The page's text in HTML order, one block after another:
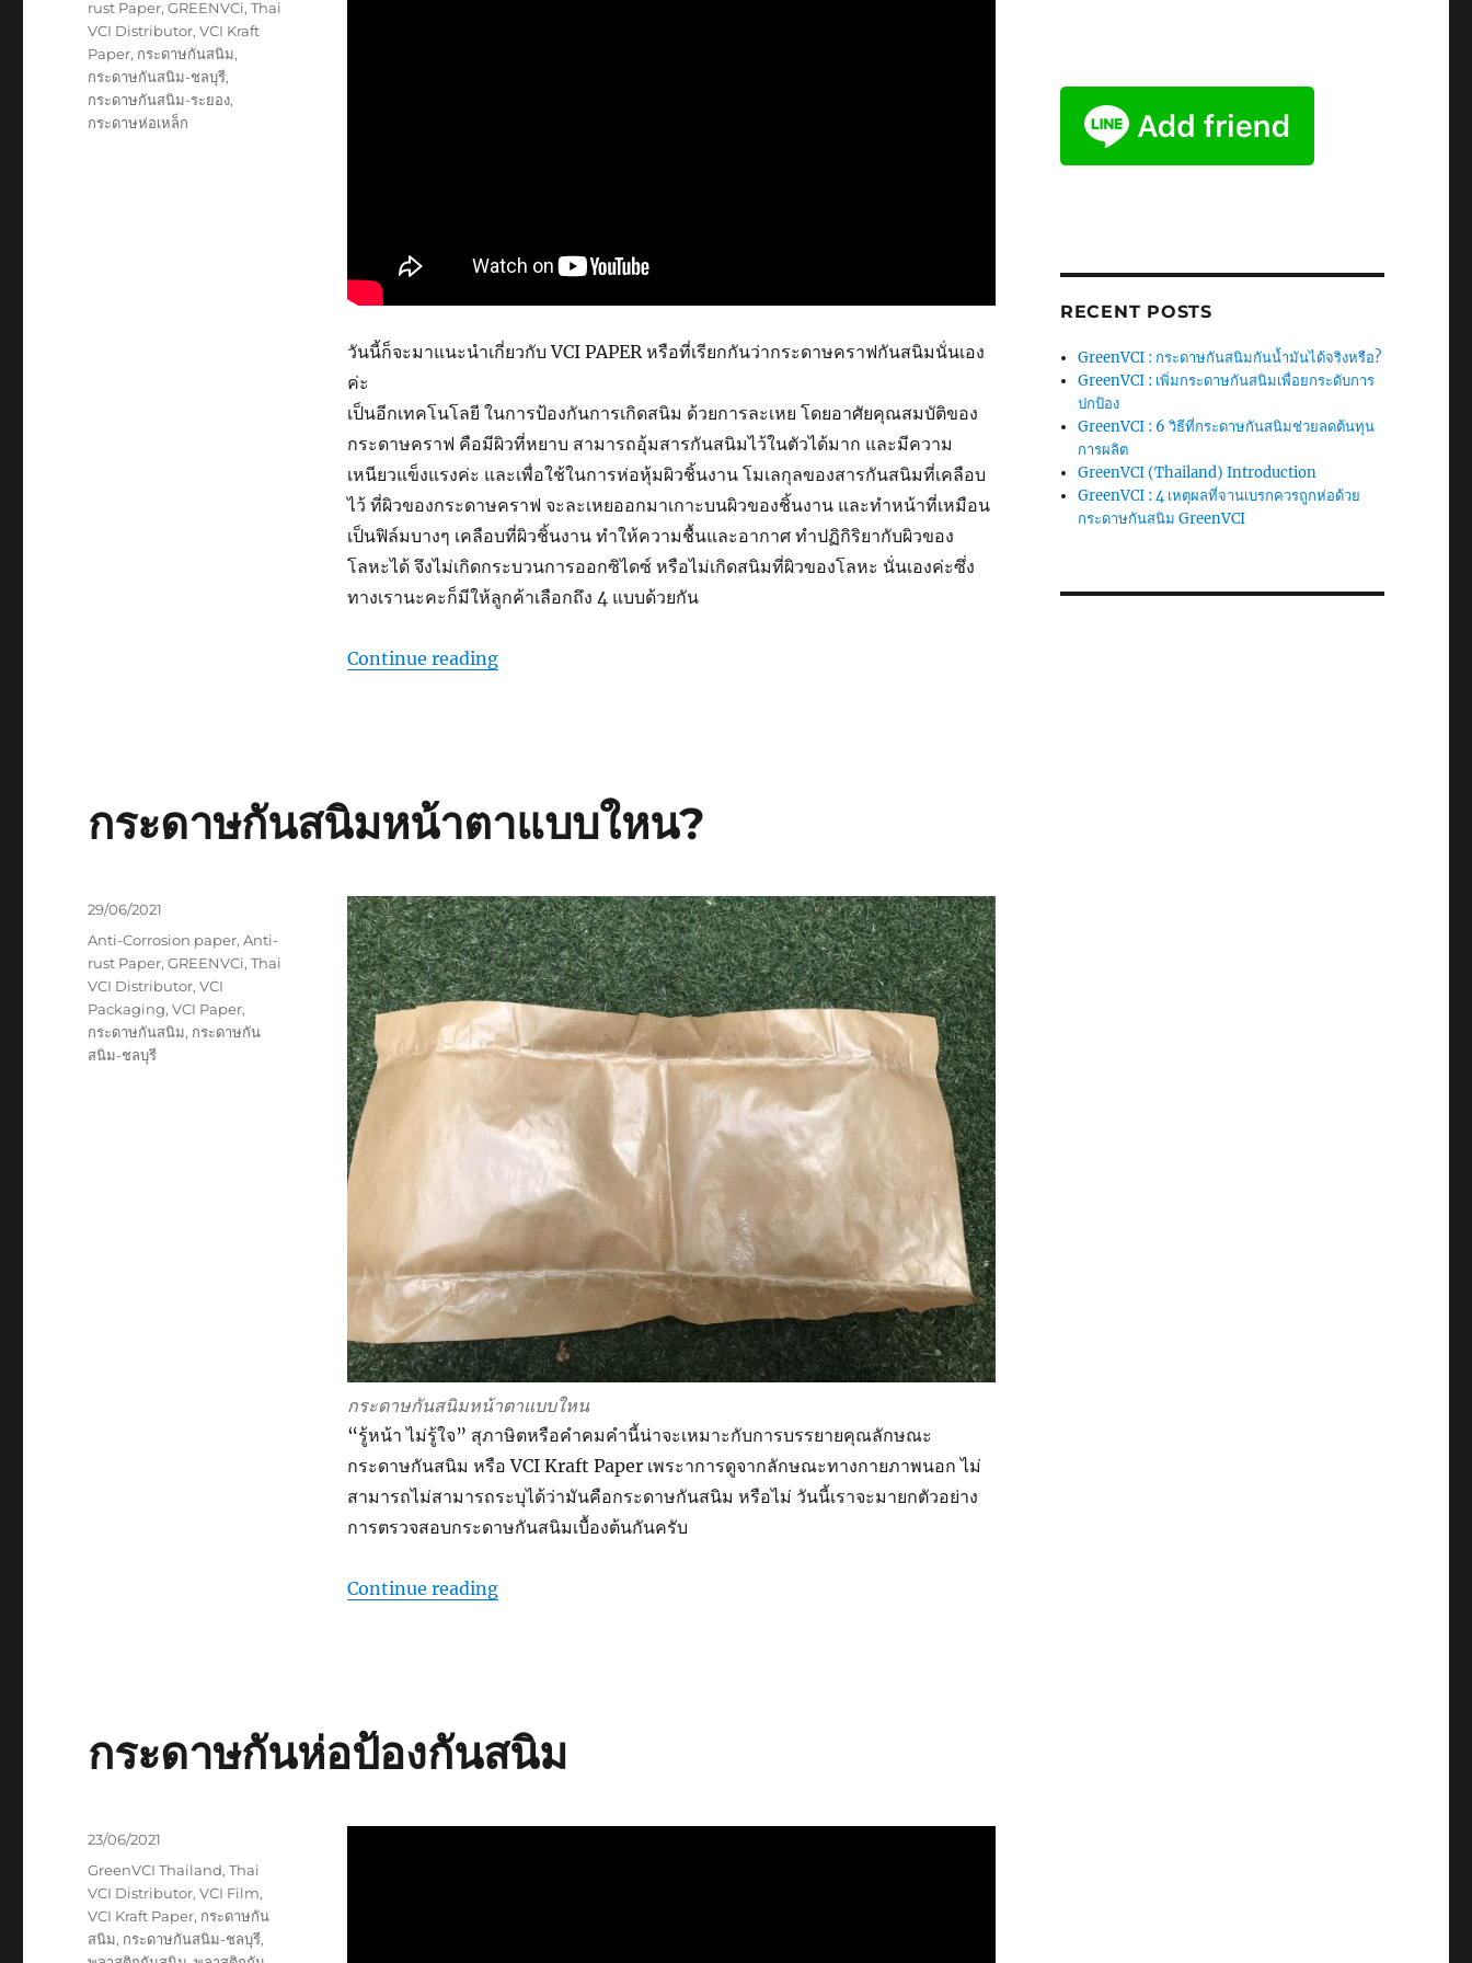
วันนี้ก็จะมาแนะนำเกี่ยวกับ VCI PAPER หรือที่เรียกกันว่ากระดาษคราฟกันสนิมนั่นเอง
ค่ะ
เป็นอีกเทคโนโลยี ในการป้องกันการเกิดสนิม ด้วยการละเหย โดยอาศัยคุณสมบัติของ
กระดาษคราฟ คือมีผิวที่หยาบ สามารถอุ้มสารกันสนิมไว้ในตัวได้มาก และมีความ
เหนียวแข็งแรงค่ะ และเพื่อใช้ในการห่อหุ้มผิวชิ้นงาน โมเลกุลของสารกันสนิมที่เคลือบ
ไว้ ที่ผิวของกระดาษคราฟ จะละเหยออกมาเกาะบนผิวของชิ้นงาน และทำหน้าที่เหมือน
เป็นฟิล์มบางๆ เคลือบที่ผิวชิ้นงาน ทำให้ความชื้นและอากาศ ทำปฏิกิริยากับผิวของ
โลหะได้ จึงไม่เกิดกระบวนการออกซิไดซ์ หรือไม่เกิดสนิมที่ผิวของโลหะ นั่นเองค่ะซึ่ง
ทางเรานะคะก็มีให้ลูกค้าเลือกถึง 4 แบบด้วยกัน
Continue reading“กระดาษกันสนิมมีกี่ชนิด”
rust Paper,GREENVCi,Thai
VCI Distributor,VCI Kraft
Paper, กระดาษกันสนิม,
กระดาษกันสนิม-ชลบุรี,
กระดาษกันสนิม-ระยอง,
กระดาษห่อเหล็ก
กระดาษกันสนิมหน้าตาแบบใหน?
กระดาษกันสนิมหน้าตาแบบใหน
“รู้หน้า ไม่รู้ใจ” สุภาษิตหรือคำคมคำนี้น่าจะเหมาะกับการบรรยายคุณลักษณะ
กระดาษกันสนิม หรือ VCI Kraft Paper เพระาการดูจากลักษณะทางกายภาพนอก ไม่
สามารถไม่สามารถระบุได้ว่ามันคือกระดาษกันสนิม หรือไม่ วันนี้เราจะมายกตัวอย่าง
การตรวจสอบกระดาษกันสนิมเบื้องต้นกันครับ
Continue reading“กระดาษกันสนิมหน้าตาแบบใหน?”
Posted
29/06/2021
Tags
Anti-Corrosion paper,Anti-
rust Paper,GREENVCi,Thai
VCI Distributor,VCI
Packaging,VCI Paper,
กระดาษกันสนิม, กระดาษกัน
สนิม-ชลบุรี
กระดาษกันห่อป้องกันสนิม
Posted
23/06/2021
Tags
GreenVCI Thailand,Thai
VCI Distributor,VCI Film,
VCI Kraft Paper, กระดาษกัน
สนิม, กระดาษกันสนิม-ชลบุรี,
RECENT POSTS
GreenVCI : กระดาษกันสนิมกันน้ำมันได้จริงหรือ?
GreenVCI : เพิ่มกระดาษกันสนิมเพื่อยกระดับการ
ปกป้อง
GreenVCI : 6 วิธีที่กระดาษกันสนิมช่วยลดต้นทุน
การผลิต
GreenVCI (Thailand) Introduction
GreenVCI : 4 เหตุผลที่จานเบรกควรถูกห่อด้วย
กระดาษกันสนิม GreenVCI